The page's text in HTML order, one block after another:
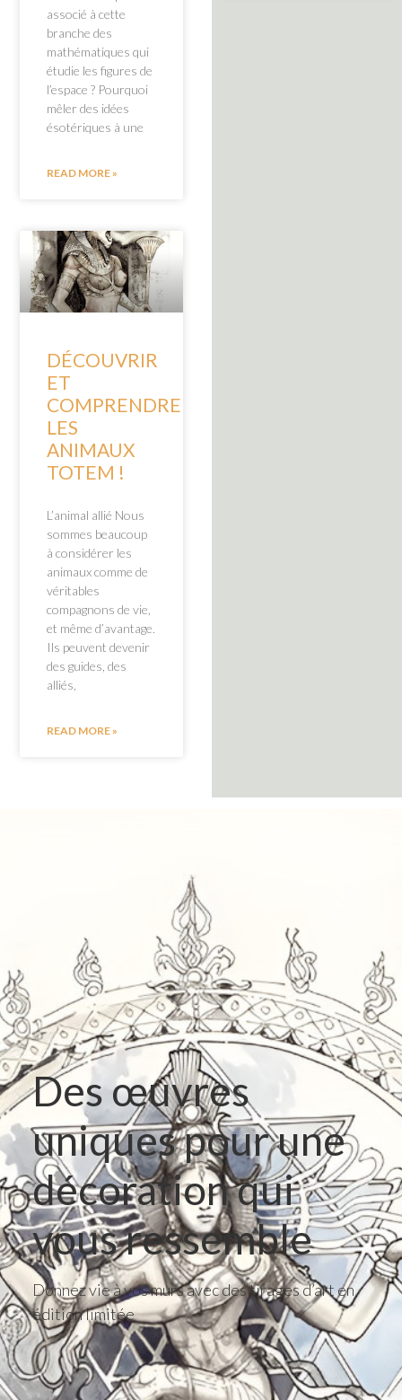
associé à cette
branche des
mathématiques qui
étudie les figures de
l’espace ? Pourquoi
mêler des idées
ésotériques à une
READ MORE »
DÉCOUVRIR
ET
COMPRENDRE
LES
ANIMAUX
TOTEM !
L’animal allié Nous
sommes beaucoup
à considérer les
animaux comme de
véritables
compagnons de vie,
et même d’avantage.
Ils peuvent devenir
des guides, des
alliés,
READ MORE »
Des œuvres
uniques pour une
décoration qui
vous ressemble
Donnez vie à vos murs avec des tirages d’art en
édition limitée